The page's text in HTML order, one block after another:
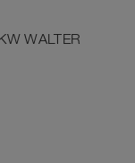
WALTER